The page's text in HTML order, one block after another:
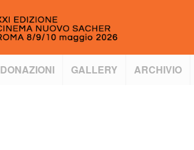
DONAZIONI GALLERY ARCHIVIO